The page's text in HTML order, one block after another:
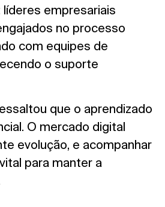
líderes empresariais
no processo
com equipes de
o suporte
que o aprendizado
O mercado digital
evolução, e acompanhar
para manter a